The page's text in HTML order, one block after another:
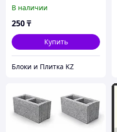
В наличии
250₸
Купить
Блоки и Плитка KZ